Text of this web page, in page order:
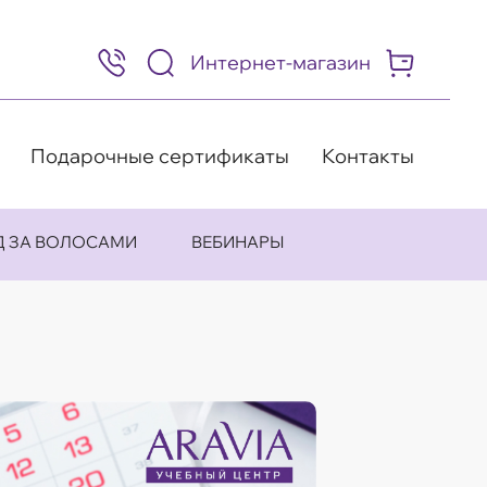
8
(495)
505-
98
Интернет-магазин
Подарочные сертификаты Контакты
ЗА ВОЛОСАМИ ВЕБИНАРЫ